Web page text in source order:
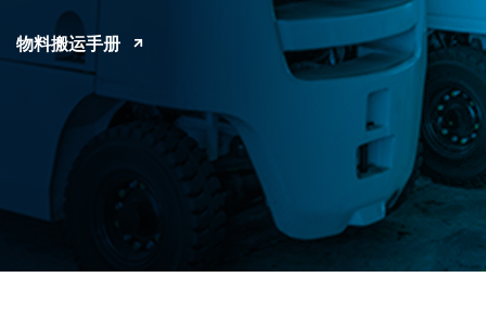
REQUEST A QUOTE
物料搬运手册